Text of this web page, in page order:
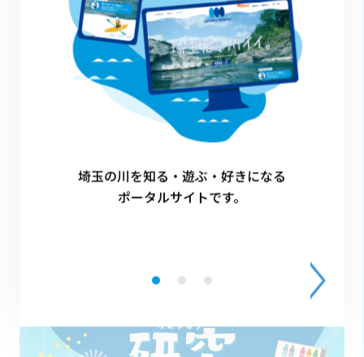
清掃活動
埼玉の川を知る・遊ぶ・好きになる
ポータルサイトです。